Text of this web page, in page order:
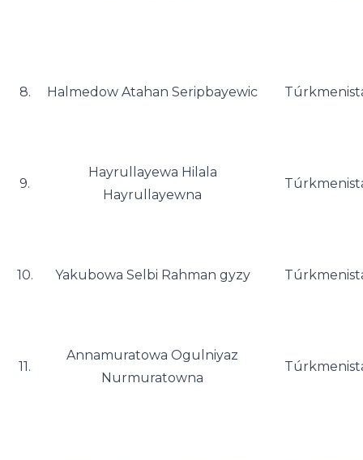
8. Halmedow Atahan Seripbayewic
9.
Hayrullayewa Hilala
Hayrullayewna
10. Yakubowa Selbi Rahman gyzy
11.
Annamuratowa Ogulniyaz
Nurmuratowna